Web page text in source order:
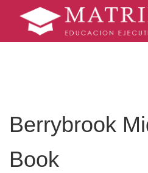
Berrybrook
Book